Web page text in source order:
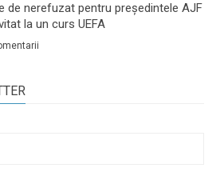
de nerefuzat pentru preşedintele AJF
la un curs UEFA